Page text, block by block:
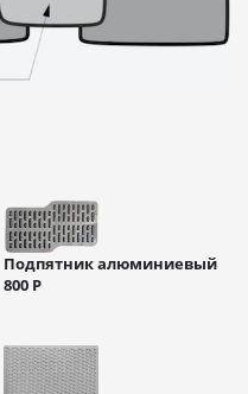
Подпятник алюминиевый
800 Р